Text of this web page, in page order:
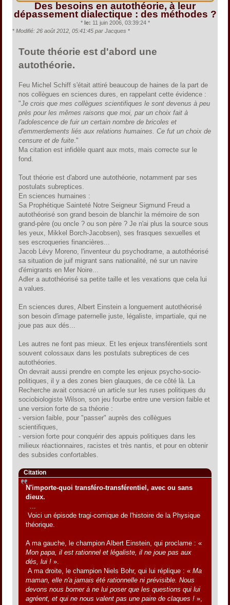
Des besoins en autothéorie, à leur
dépassement dialectique : des méthodes ?
* le: 11 juin 2006, 03:39:24 *
* Modifié: 26 août 2012, 05:41:45 par Jacques *
Toute théorie est d'abord une
autothéorie.
Feu Michel Schiff s'était attiré beaucoup de haines de la part de
nos collègues en sciences dures, en rappelant cette évidence :
"Je crois que mes collègues scientifiques le sont devenus à peu
près pour les mêmes raisons que moi, par un choix fait à
l'adolescence de fuir un certain nombre de bricoles et
d'emmerdements liés aux relations humaines. Ce fut un choix de
censure et de fuite."
Ma citation est infidèle quant aux mots, mais correcte sur le
fond.
Tout théorie est d'abord une autothéorie, notamment par ses
postulats subreptices.
En sciences humaines :
Sa Prophétique Sainteté Notre Seigneur Sigmund Freud a
autothéorisé son grand besoin de blanchir la mémoire de son
grand-père (ou oncle ? ou son père ? Je n'ai plus la source sous
les yeux, Mikkel Borch-Jacobsen), ses frasques sexuelles et
ses escroqueries financières...
Jacob Lévy Moreno, l'inventeur du psychodrame, a autothéorisé
sa situation de juif migrant sans nationalité, né sur un navire
d'émigrants en Mer Noire...
Adler a autothéorisé sa petite taille et les vexations que cela lui
a values.
En sciences dures, Albert Einstein a longuement autothéorisé
son besoin d'image paternelle juste, légaliste, impartiale, qui ne
joue pas aux dés...
Les autres ne font pas mieux. Et les enjeux transférentiels sont
souvent colossaux dans les postulats subreptices de ces
autothéories.
On devrait aussi prendre en compte les enjeux psycho-socio-
politiques, il y a des zones bien glauques, de ce côté là. La
Recherche avait consacré un article sur les ruses politiques du
sociobiologiste Wilson, son jeu fourbe entre une version faible et
une version forte de sa théorie :
- version faible, pour "passer" auprès des collègues
scientifiques,
- version forte pour conquérir des appuis politiques dans les
milieux réactionnaires, racistes et très nantis, et pour en obtenir
des subsides confortables.
Citation
N'importe-quoi transféro-transférentiel, avec ou sans
dieux.
...
Voici un épisode tragi-comique de l'histoire de la Physique
théorique.
A ma gauche, le champion Albert Einstein, qui proclame : «
Mon papa, il est rationnel et légaliste, il ne joue pas aux
dés, lui ! ».
A ma droite, le champion Niels Bohr, qui lui réplique : «Ma
maman, elle n'a jamais été rationnelle ni prévisible. Nous
devons nous borner à ne lui poser que les questions qui lui
agréent, et qui ne nous valent pas une paire de claques ! »,